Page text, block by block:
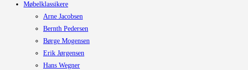
Møbelklassikere
Arne Jacobsen
Bernth Pedersen
Børge Mogensen
Erik Jørgensen
Hans Wegner